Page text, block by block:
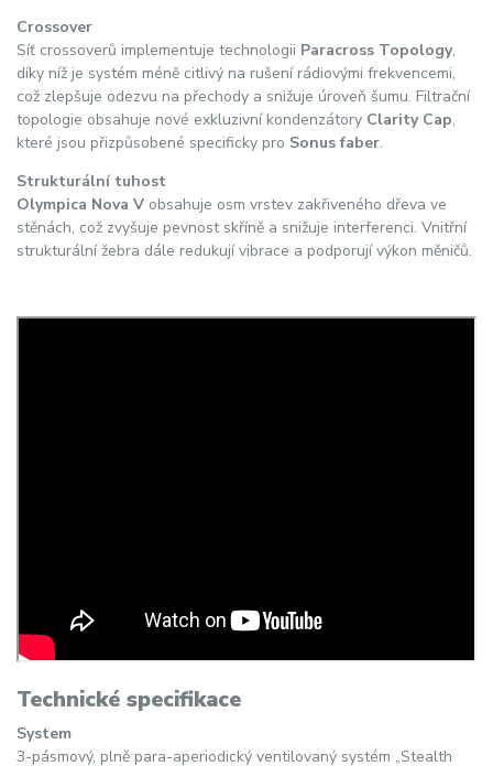
Crossover
Síť crossoverů implementuje technologii Paracross Topology,
díky níž je systém méně citlivý na rušení rádiovými frekvencemi,
což zlepšuje odezvu na přechody a snižuje úroveň šumu. Filtrační
topologie obsahuje nové exkluzivní kondenzátory Clarity Cap,
které jsou přizpůsobené specificky pro Sonus faber.
Strukturální tuhost
Olympica Nova V obsahuje osm vrstev zakřiveného dřeva ve
stěnách, což zvyšuje pevnost skříně a snižuje interferenci. Vnitřní
strukturální žebra dále redukují vibrace a podporují výkon měničů.
Technické specifikace
System
3-pásmový, plně para-aperiodický ventilovaný systém „Stealth